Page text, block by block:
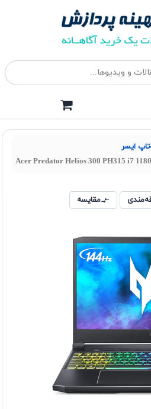
ایسر
Acer Predator Helios 300 PH315 i7
مقایسه